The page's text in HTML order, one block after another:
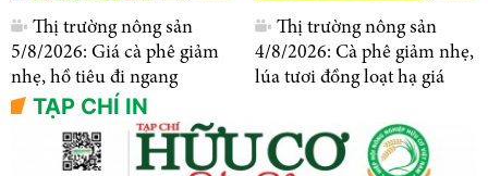
Thị trường nông sản
5/8/2026: Giá cà phê giảm
nhẹ, hồ tiêu đi ngang
Thị trường nông sản
4/8/2026: Cà phê giảm nhẹ,
lúa tươi đồng loạt hạ giá
TẠP CHÍ IN